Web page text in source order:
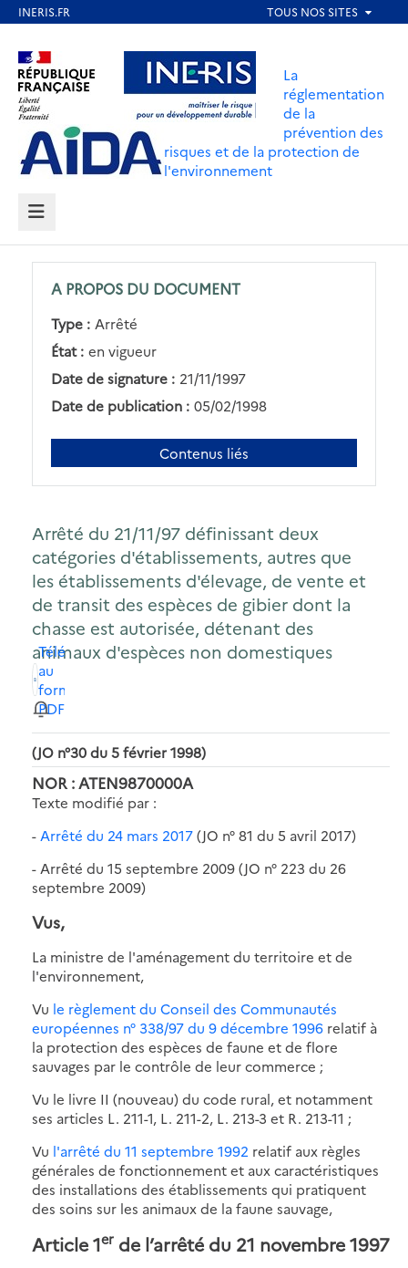
contenu
principal
Aller au contenu Aller au menu
Aller au pied de page
La
réglementation
de la
prévention des
risques et de la protection de
l'environnement
MENU
A PROPOS DU DOCUMENT
Type : Arrêté
État : en vigueur
Date de signature : 21/11/1997
Date de publication : 05/02/1998
Contenus liés
Arrêté du 21/11/97 définissant deux
catégories d'établissements, autres que
les établissements d'élevage, de vente et
de transit des espèces de gibier dont la
chasse est autorisée, détenant des
animaux d'espèces non domestiques
Télécharger
au
format
PDF
(JO n°30 du 5 février 1998)
NOR : ATEN9870000A
Texte modifié par :
- Arrêté du 24 mars 2017(JO n° 81 du 5 avril 2017)
- Arrêté du 15 septembre 2009 (JO n° 223 du 26
septembre 2009)
Vus,
La ministre de l'aménagement du territoire et de
l'environnement,
Vu le règlement du Conseil des Communautés
européennes n° 338/97 du 9 décembre 1996 relatif à
la protection des espèces de faune et de flore
sauvages par le contrôle de leur commerce ;
Vu le livre II (nouveau) du code rural, et notamment
ses articles L. 211-1, L. 211-2, L. 213-3 et R. 213-11 ;
Vu l'arrêté du 11 septembre 1992 relatif aux règles
générales de fonctionnement et aux caractéristiques
des installations des établissements qui pratiquent
des soins sur les animaux de la faune sauvage,
Article 1er de l’arrêté du 21 novembre 1997